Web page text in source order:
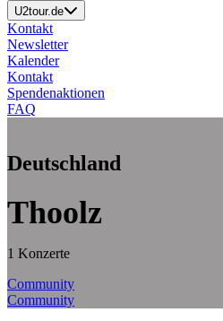
U2tour.de
Kontakt
Newsletter
Kalender
Kontakt
Spendenaktionen
FAQ
Deutschland
Thoolz
1 Konzerte
Community
Community